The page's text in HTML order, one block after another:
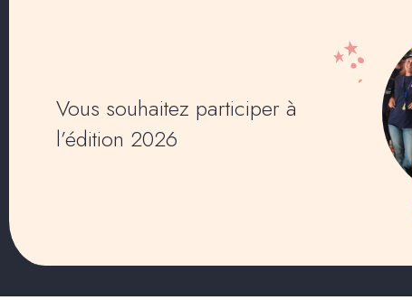
Vous souhaitez participer à
l’édition 2026